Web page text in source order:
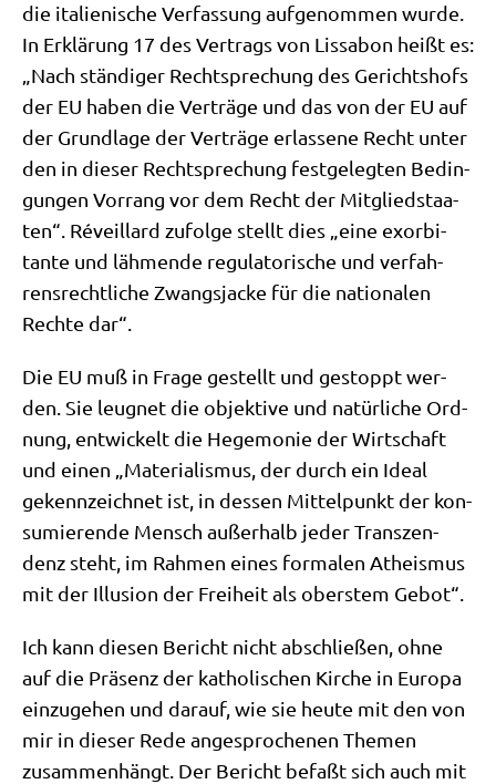
die ita­lie­ni­sche Ver­fas­sung auf­ge­nom­men wur­de.
In Erklä­rung 17 des Ver­trags von Lis­sa­bon heißt es:
„Nach stän­di­ger Recht­spre­chung des Gerichts­hofs
der EU haben die Ver­trä­ge und das von der EU auf
der Grund­la­ge der Ver­trä­ge erlas­se­ne Recht unter
den in die­ser Recht­spre­chung fest­ge­leg­ten Bedin­
gun­gen Vor­rang vor dem Recht der Mit­glied­staa­
ten“. Réveil­lard zufol­ge stellt dies „eine exor­bi­
tan­te und läh­men­de regu­la­to­ri­sche und ver­fah­
rens­recht­li­che Zwangs­jacke für die natio­na­len
Rech­te dar“.
Die EU muß in Fra­ge gestellt und gestoppt wer­
den. Sie leug­net die objek­ti­ve und natür­li­che Ord­
nung, ent­wickelt die Hege­mo­nie der Wirt­schaft
und einen „Mate­ria­lis­mus, der durch ein Ide­al
gekenn­zeich­net ist, in des­sen Mit­tel­punkt der kon­
su­mie­ren­de Mensch außer­halb jeder Tran­szen­
denz steht, im Rah­men eines for­ma­len Athe­is­mus
mit der Illu­si­on der Frei­heit als ober­stem Gebot“.
Ich kann die­sen Bericht nicht abschlie­ßen, ohne
auf die Prä­senz der katho­li­schen Kir­che in Euro­pa
ein­zu­ge­hen und dar­auf, wie sie heu­te mit den von
mir in die­ser Rede ange­spro­che­nen The­men
zusam­men­hängt. Der Bericht befaßt sich auch mit